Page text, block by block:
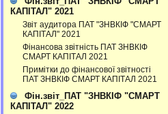
КАПІТАЛ" 2021
Звіт аудитора ПАТ "ЗНВКІФ "СМАРТ
КАПІТАЛ" 2021
Фінансова звітність ПАТ ЗНВКІФ
СМАРТ КАПІТАЛ 2021
Примітки до фінансової звітності
ПАТ ЗНВКІФ СМАРТ КАПІТАЛ 2021
Фін.звіт_ПАТ "ЗНВКІФ "СМАРТ
КАПІТАЛ" 2022